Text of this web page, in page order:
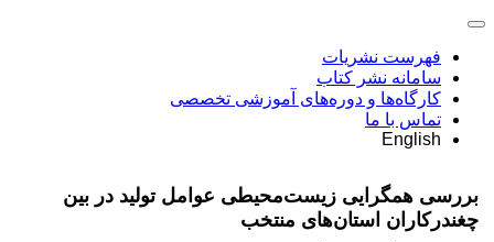
فهرست نشریات
سامانه نشر کتاب
کارگاه‌ها و دوره‌های آموزشی تخصصی
تماس با ما
English
بررسی همگرایی زیست‌محیطی عوامل تولید در بین
چغندرکاران استان‌های منتخب